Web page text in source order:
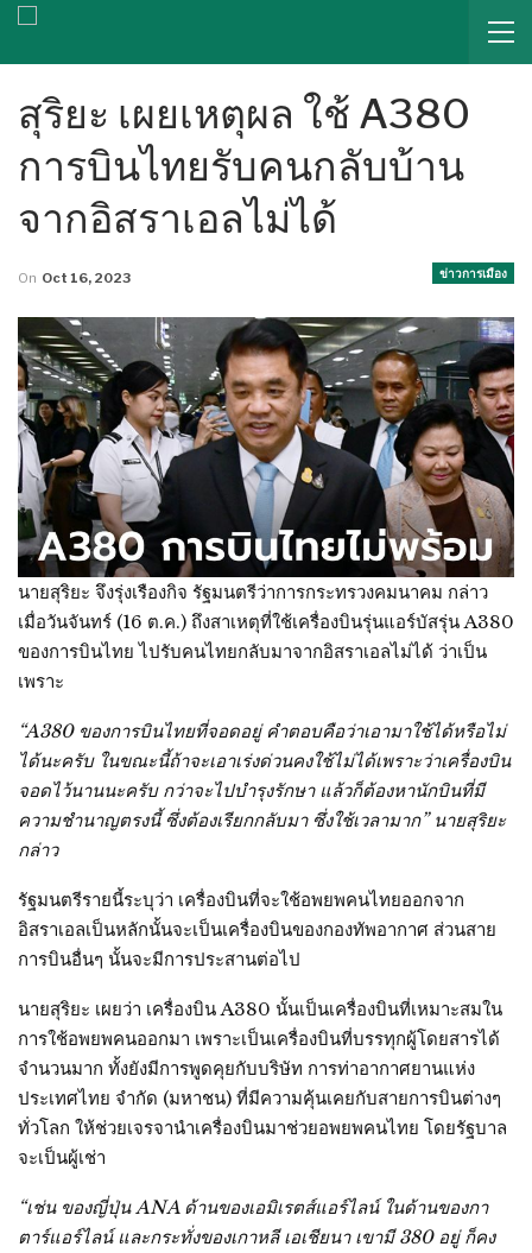
สุริยะ เผยเหตุผล ใช้ A380
การบินไทยรับคนกลับบ้าน
จากอิสราเอลไม่ได้
ข่าวการเมือง
On Oct 16, 2023
นายสุริยะ จึงรุ่งเรืองกิจ รัฐมนตรีว่าการกระทรวงคมนาคม กล่าว
เมื่อวันจันทร์ (16 ต.ค.) ถึงสาเหตุที่ใช้เครื่องบินรุ่นแอร์บัสรุ่น A380
ของการบินไทย ไปรับคนไทยกลับมาจากอิสราเอลไม่ได้ ว่าเป็น
เพราะ
“A380 ของการบินไทยที่จอดอยู่ คำตอบคือว่าเอามาใช้ได้หรือไม่
ได้นะครับ ในขณะนี้ถ้าจะเอาเร่งด่วนคงใช้ไม่ได้เพราะว่าเครื่องบิน
จอดไว้นานนะครับ กว่าจะไปบำรุงรักษา แล้วก็ต้องหานักบินที่มี
ความชำนาญตรงนี้ ซึ่งต้องเรียกกลับมา ซึ่งใช้เวลามาก” นายสุริยะ
กล่าว
รัฐมนตรีรายนี้ระบุว่า เครื่องบินที่จะใช้อพยพคนไทยออกจาก
อิสราเอลเป็นหลักนั้นจะเป็นเครื่องบินของกองทัพอากาศ ส่วนสาย
การบินอื่นๆ นั้นจะมีการประสานต่อไป
นายสุริยะ เผยว่า เครื่องบิน A380 นั้นเป็นเครื่องบินที่เหมาะสมใน
การใช้อพยพคนออกมา เพราะเป็นเครื่องบินที่บรรทุกผู้โดยสารได้
จำนวนมาก ทั้งยังมีการพูดคุยกับบริษัท การท่าอากาศยานแห่ง
ประเทศไทย จำกัด (มหาชน) ที่มีความคุ้นเคยกับสายการบินต่างๆ
ทั่วโลก ให้ช่วยเจรจานำเครื่องบินมาช่วยอพยพคนไทย โดยรัฐบาล
จะเป็นผู้เช่า
“เช่น ของญี่ปุ่น ANA ด้านของเอมิเรตส์แอร์ไลน์ ในด้านของกา
ตาร์แอร์ไลน์ และกระทั่งของเกาหลี เอเชียนา เขามี 380 อยู่ ก็คง